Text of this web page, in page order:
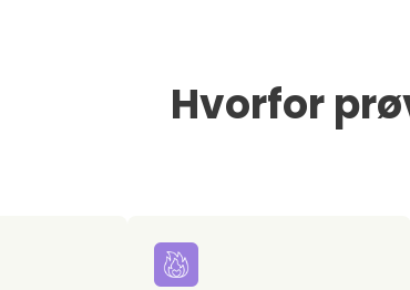
Hvorfor